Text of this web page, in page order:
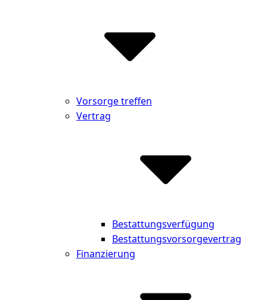
Vorsorge treffen
Vertrag
Bestattungsverfügung
Bestattungsvorsorgevertrag
Finanzierung